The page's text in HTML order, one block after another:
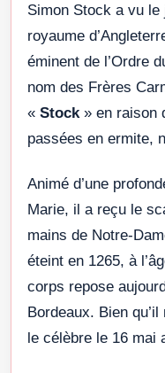
Simon Stock a vu le
royaume
éminent de l’Ordre
nom des Frères
« Stock » en raison
passées en ermite,
Animé d’une
Marie, il a reçu le
mains de Notre-
éteint en 1265, à
corps repose
Bordeaux. Bien
le célèbre le 16 mai